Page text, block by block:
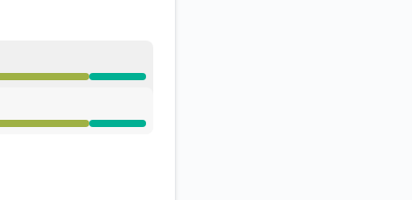
Rendimiento degradado de 4:01 PM a 11:59 AM
Rendimiento degradado de 4:01 PM a 11:59 AM